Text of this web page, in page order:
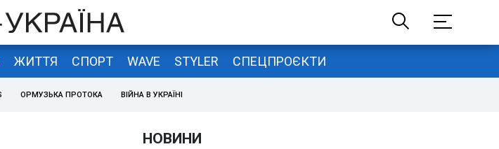
ЖИТТЯ СПОРТ WAVE STYLER СПЕЦПРОЄКТИ
ОРМУЗЬКА ПРОТОКА ВІЙНА В УКРАЇНІ
НОВИНИ